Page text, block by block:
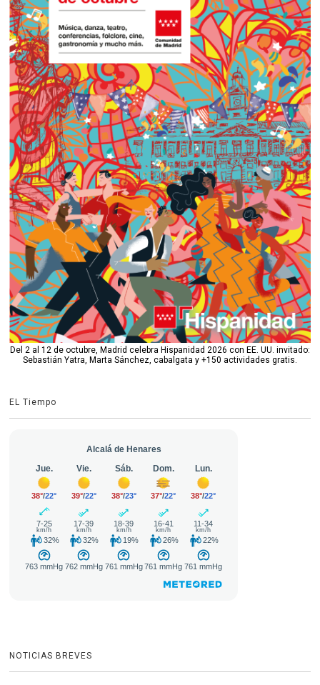
Del 2 al 12 de octubre, Madrid celebra Hispanidad 2026 con EE. UU. invitado:
Sebastián Yatra, Marta Sánchez, cabalgata y +150 actividades gratis.
EL Tiempo
NOTICIAS BREVES